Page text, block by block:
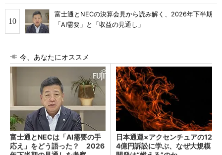
富士通とNECの決算会見から読み解く、2026年下半期
「AI需要」と「収益の見通し」
今、あなたにオススメ
富士通とNECは「AI需要の手
応え」をどう語った？ 2026
日本通運×アクセンチュアの12
4億円訴訟に学ぶ、なぜ大規模